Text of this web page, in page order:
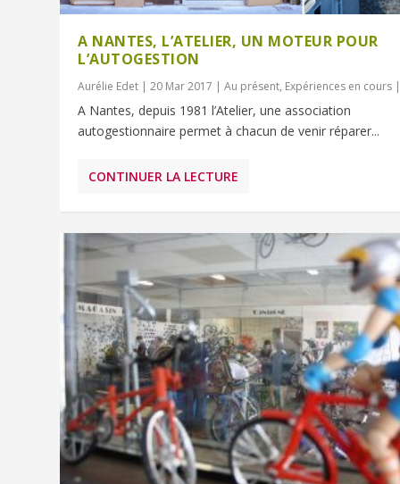
A NANTES, L’ATELIER, UN MOTEUR POUR
L’AUTOGESTION
Aurélie Edet |20 Mar 2017 |Au présent, Expériences en cours
A Nantes, depuis 1981 l’Atelier, une association
autogestionnaire permet à chacun de venir réparer...
CONTINUER LA LECTURE